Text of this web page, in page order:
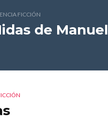
FICCIÓN
de